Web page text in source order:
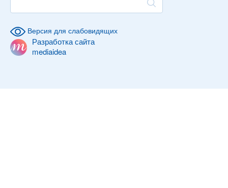
Версия для слабовидящих
Разработка сайта
mediaidea